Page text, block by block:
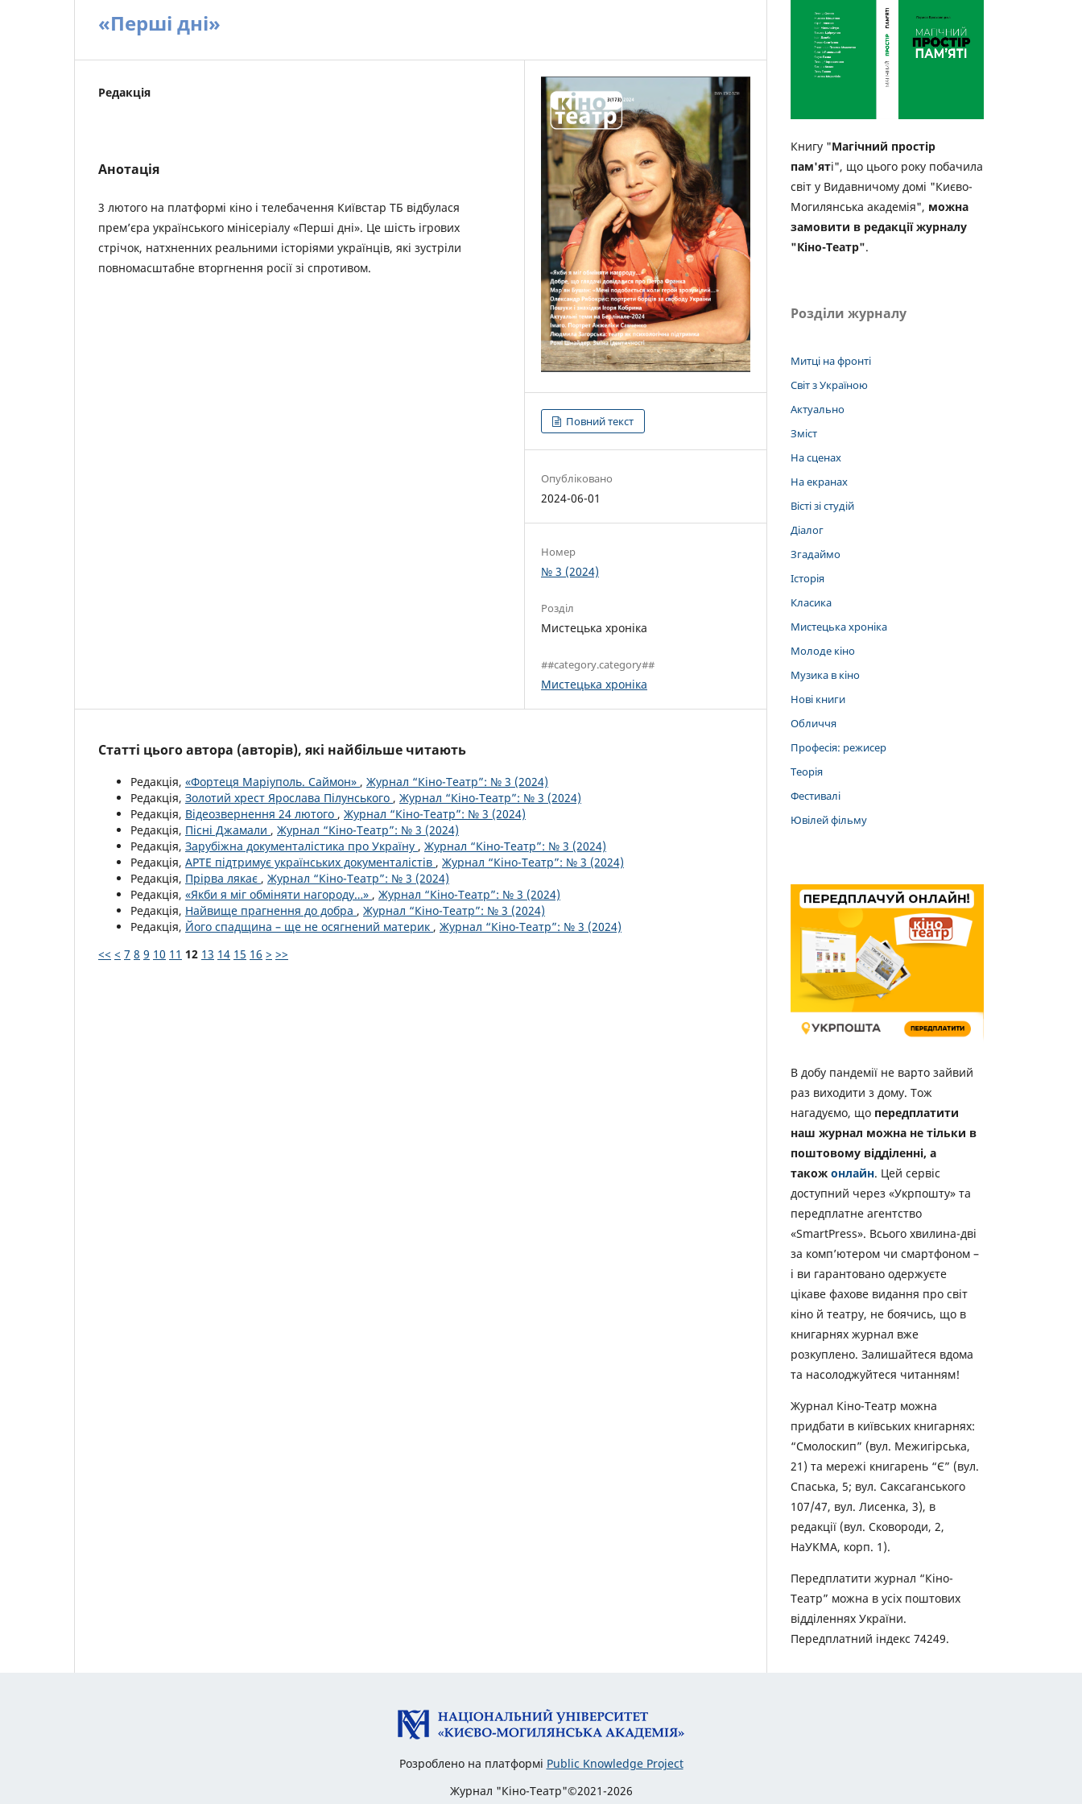
«Перші дні»
Редакція
Анотація
3 лютого на платформі кіно і телебачення Київстар ТБ відбулася
прем’єра українського мінісеріалу «Перші дні». Це шість ігрових
стрічок, натхненних реальними історіями українців, які зустріли
повномасштабне вторгнення росії зі спротивом.
Повний текст
Опубліковано
2024-06-01
Номер
№ 3 (2024)
Розділ
Мистецька хроніка
##category.category##
Мистецька хроніка
Статті цього автора (авторів), які найбільше читають
Редакція, «Фортеця Маріуполь. Саймон» , Журнал “Кіно-Театр”: № 3 (2024)
Редакція, Золотий хрест Ярослава Пілунського , Журнал “Кіно-Театр”: № 3 (2024)
Редакція, Відеозвернення 24 лютого , Журнал “Кіно-Театр”: № 3 (2024)
Редакція, Пісні Джамали , Журнал “Кіно-Театр”: № 3 (2024)
Редакція, Зарубіжна документалістика про Україну , Журнал “Кіно-Театр”: № 3 (2024)
Редакція, АРТЕ підтримує українських документалістів , Журнал “Кіно-Театр”: № 3 (2024)
Редакція, Прірва лякає , Журнал “Кіно-Театр”: № 3 (2024)
Редакція, «Якби я міг обміняти нагороду…» , Журнал “Кіно-Театр”: № 3 (2024)
Редакція, Найвище прагнення до добра , Журнал “Кіно-Театр”: № 3 (2024)
Редакція, Його спадщина – ще не осягнений материк , Журнал “Кіно-Театр”: № 3 (2024)
<< < 7 8 9 10 11 12 13 14 15 16 > >>
Книгу "Магічний простір
пам'яті", що цього року побачила
світ у Видавничому домі "Києво-
Могилянська академія", можна
замовити в редакції журналу
"Кіно-Театр".
Розділи журналу
Митці на фронті
Світ з Україною
Актуально
Зміст
На сценах
На екранах
Вісті зі студій
Діалог
Згадаймо
Історія
Класика
Мистецька хроніка
Молоде кіно
Музика в кіно
Нові книги
Обличчя
Професія: режисер
Теорія
Фестивалі
Ювілей фільму
В добу пандемії не варто зайвий
раз виходити з дому. Тож
нагадуємо, що передплатити
наш журнал можна не тільки в
поштовому відділенні, а
також онлайн. Цей сервіс
доступний через «Укрпошту» та
передплатне агентство
«SmartPress». Всього хвилина-дві
за комп’ютером чи смартфоном –
і ви гарантовано одержуєте
цікаве фахове видання про світ
кіно й театру, не боячись, що в
книгарнях журнал вже
розкуплено. Залишайтеся вдома
та насолоджуйтеся читанням!
Журнал Кіно-Театр можна
придбати в київських книгарнях:
“Смолоскип” (вул. Межигірська,
21) та мережі книгарень “Є” (вул.
Спаська, 5; вул. Саксаганського
107/47, вул. Лисенка, 3), в
редакції (вул. Сковороди, 2,
НаУКМА, корп. 1).
Передплатити журнал “Кіно-
Театр” можна в усіх поштових
відділеннях України.
Передплатний індекс 74249.
Розроблено на платформі Public Knowledge Project
Журнал "Кіно-Театр"©2021-2026